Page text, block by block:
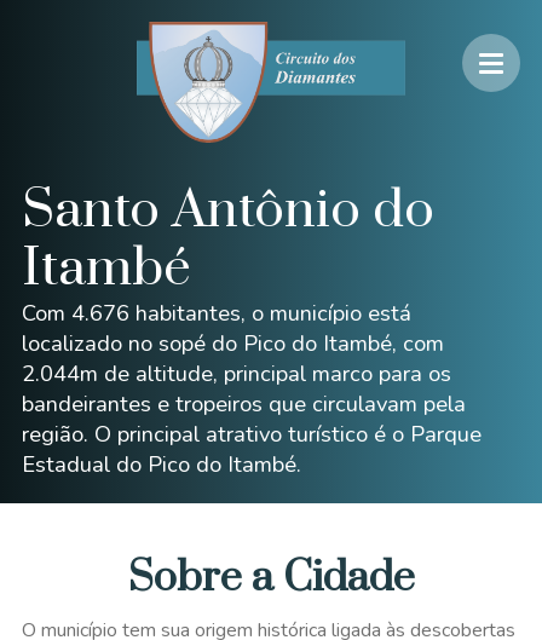
Santo Antônio do
Itambé
Com 4.676 habitantes, o município está
localizado no sopé do Pico do Itambé, com
2.044m de altitude, principal marco para os
bandeirantes e tropeiros que circulavam pela
região. O principal atrativo turístico é o Parque
Estadual do Pico do Itambé.
Sobre a Cidade
O município tem sua origem histórica ligada às descobertas